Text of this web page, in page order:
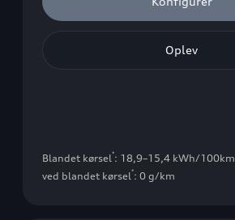
Oplev
Blandet kørsel*: 18,9–15,4 kWh/100km
ved blandet kørsel*: 0 g/km